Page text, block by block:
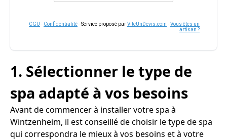
CGU - Confidentialité- Service proposé parViteUnDevis.com -Vous êtes un
artisan ?
1. Sélectionner le type de
spa adapté à vos besoins
Avant de commencer à installer votre spa à
Wintzenheim, il est conseillé de choisir le type de spa
qui correspondra le mieux à vos besoins et à votre